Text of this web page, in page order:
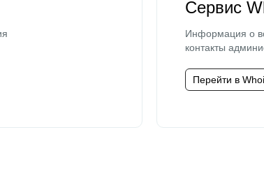
Сервис
Информация о
контакты
Перейти в